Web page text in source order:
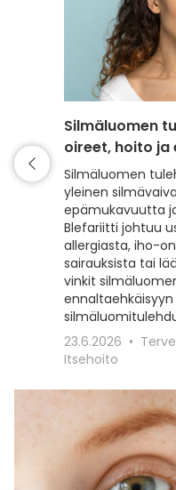
Silmäluomen
oireet, hoito ja
Silmäluomen
yleinen
epämukavuutta
Blefariitti johtuu
allergiasta, iho-
sairauksista tai
vinkit
23.6.2026
Itsehoito